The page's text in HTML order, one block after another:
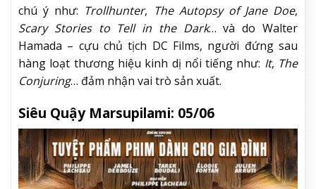
chú ý như: Trollhunter, The Autopsy of Jane Doe,
Scary Stories to Tell in the Dark… và do Walter
Hamada – cựu chủ tịch DC Films, người đứng sau
hàng loạt thương hiệu kinh dị nổi tiếng như: It, The
Conjuring… đảm nhận vai trò sản xuất.
Siêu Quậy Marsupilami: 05/06